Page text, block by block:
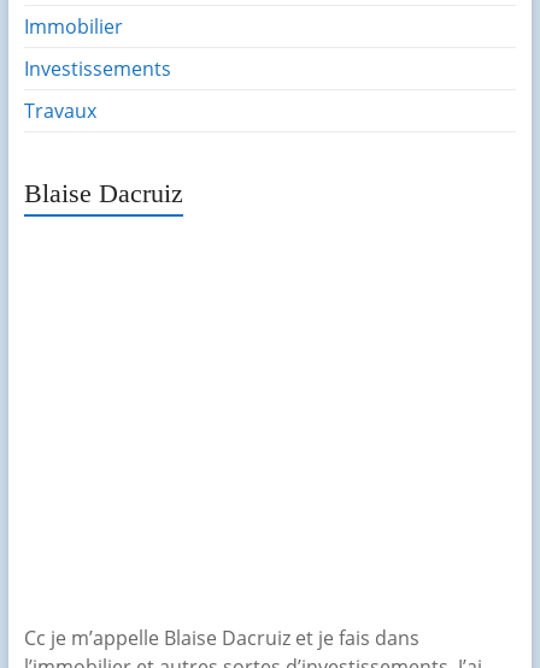
Immobilier
Investissements
Travaux
Blaise Dacruiz
Cc je m’appelle Blaise Dacruiz et je fais dans